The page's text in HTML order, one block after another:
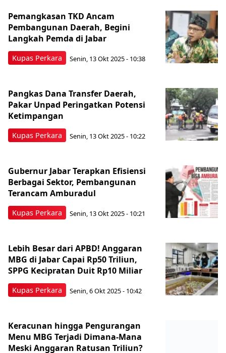
Kupas Perkara
Pemangkasan TKD Ancam
Pembangunan Daerah, Begini
Langkah Pemda di Jabar
Senin, 13 Okt 2025 - 10:38
Kupas Perkara
Pangkas Dana Transfer Daerah,
Pakar Unpad Peringatkan Potensi
Ketimpangan
Senin, 13 Okt 2025 - 10:22
Kupas Perkara
Gubernur Jabar Terapkan Efisiensi
Berbagai Sektor, Pembangunan
Terancam Amburadul
Senin, 13 Okt 2025 - 10:21
Kupas Perkara
Lebih Besar dari APBD! Anggaran
MBG di Jabar Capai Rp50 Triliun,
SPPG Kecipratan Duit Rp10 Miliar
Senin, 6 Okt 2025 - 10:42
Keracunan hingga Pengurangan
Menu MBG Terjadi Dimana-Mana
Meski Anggaran Ratusan Triliun?